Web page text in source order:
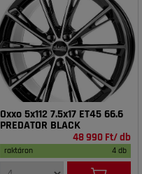
Oxxo 5x112 7.5x17 ET45 66.6
PREDATOR BLACK
48 990 Ft/ db
raktáron 4 db